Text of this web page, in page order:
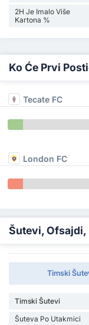
2H Je Imalo Više
Kartona %
Ko Će Prvi
Tecate FC
London FC
Šutevi, Ofsajdi,
Timski
Timski Šutevi
Šuteva Po Utakmici